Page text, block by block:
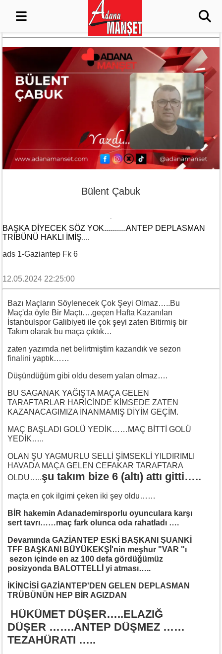
Bülent Çabuk
BAŞKA DIYECEK SÖZ YOK...........ANTEP DEPLASMAN
TRIBÜNÜ HAKLI İMIŞ....
ads 1-Gaziantep Fk 6
12.05.2024 22:25:00
Bazı Maçların Söylenecek Çok Şeyi Olmaz…..Bu
Maç'da öyle Bir Maçtı….geçen Hafta Kazanılan
İstanbulspor Galibiyeti ile çok şeyi zaten Bitirmiş bir
Takım olarak bu maça çıktık…
zaten yazımda net belirtmiştim kazandık ve sezon
finalini yaptık……
Düşündüğüm gibi oldu desem yalan olmaz….
BU SAGANAK YAĞIŞTA MAÇA GELEN
TARAFTARLAR HARİCİNDE KİMSEDE ZATEN
KAZANACAGIMIZA İNANMAMIŞ DİYİM GEÇİM.
MAÇ BAŞLADI GOLÜ YEDİK……MAÇ BİTTİ GOLÜ
YEDİK…..
OLAN ŞU YAGMURLU SELLİ ŞİMSEKLİ YILDIRIMLI
HAVADA MAÇA GELEN CEFAKAR TARAFTARA
OLDU…..şu takım bize 6 (altı) attı gitti…..
maçta en çok ilgimi çeken iki şey oldu……
BİR hakemin Adanademirsporlu oyunculara karşı
sert tavrı……maç fark olunca oda rahatladı ….
Devamında GAZİANTEP ESKİ BAŞKANI ŞUANKİ
TFF BAŞKANI BÜYÜKEKŞİ'nin meşhur "VAR "ı
sezon içinde en az 100 defa gördüğümüz
posizyonda BALOTTELLİ yi atması…..
İKİNCİSİ GAZİANTEP'DEN GELEN DEPLASMAN
TRÜBÜNÜN HEP BİR AGIZDAN
HÜKÜMET DÜŞER…..ELAZIĞ
DÜŞER …….ANTEP DÜŞMEZ ……
TEZAHÜRATI …..